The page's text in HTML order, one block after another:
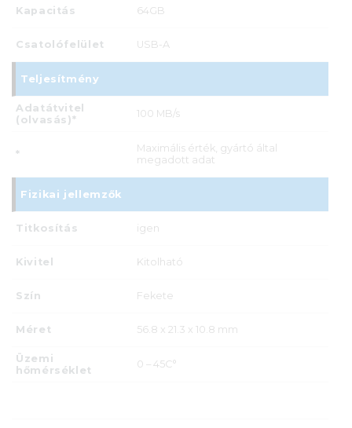
Kapacitás 64GB
Csatolófelület USB-A
Teljesítmény
Adatátvitel
(olvasás)*
100 MB/s
*
Maximális érték, gyártó által
megadott adat
Fizikai jellemzők
Titkosítás igen
Kivitel Kitolható
Szín Fekete
Méret 56.8 x 21.3 x 10.8 mm
Üzemi
hőmérséklet
0 – 45C°